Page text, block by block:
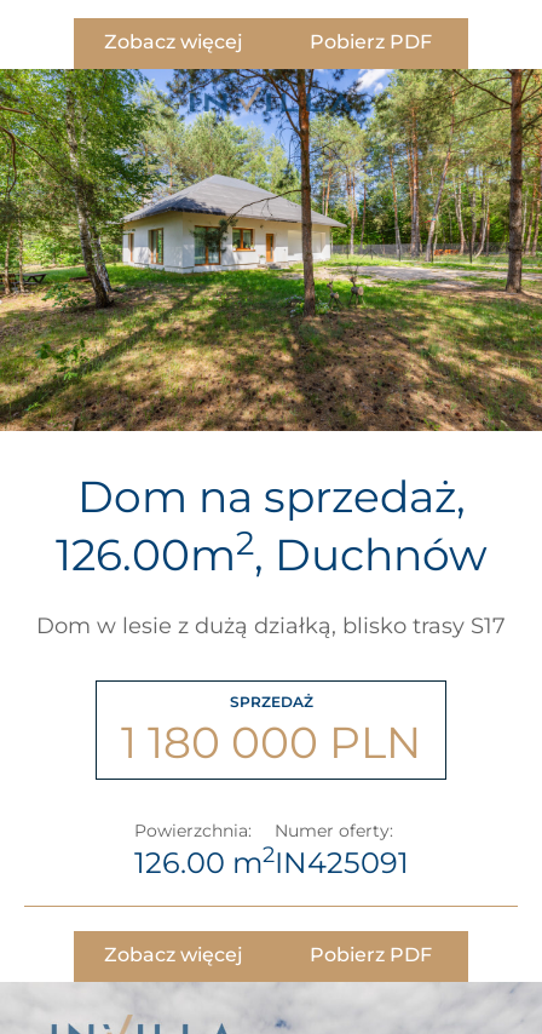
Zobacz więcej Pobierz PDF
Dom na sprzedaż,
126.00m2, Duchnów
Dom w lesie z dużą działką, blisko trasy S17
SPRZEDAŻ
1 180 000 PLN
Powierzchnia:
126.00 m2
Numer oferty:
IN425091
Zobacz więcej Pobierz PDF